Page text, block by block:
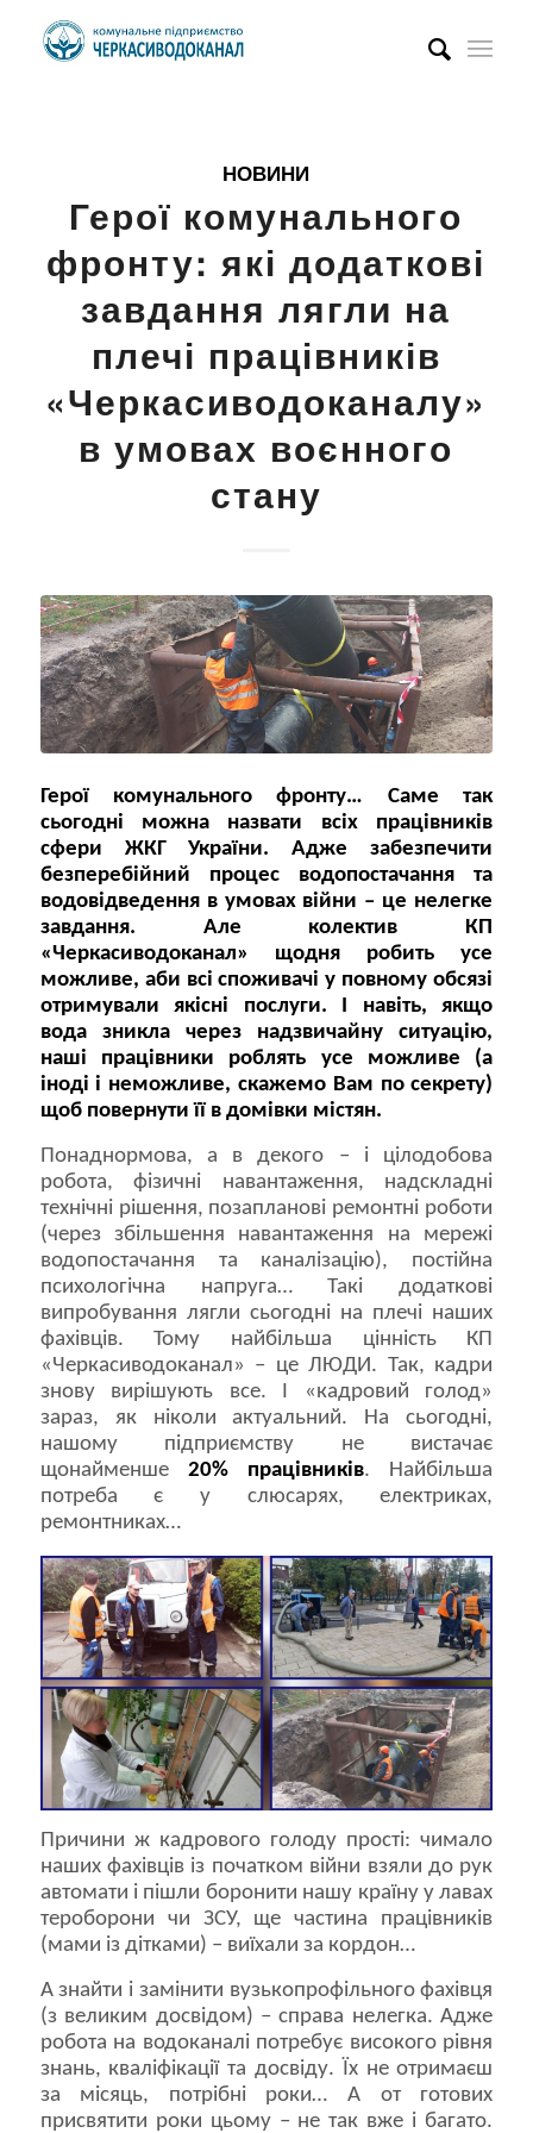
НОВИНИ
Герої комунального
фронту: які додаткові
завдання лягли на
плечі працівників
«Черкасиводоканалу»
в умовах воєнного
стану
Герої комунального фронту… Саме так
сьогодні можна назвати всіх працівників
сфери ЖКГ України. Адже забезпечити
безперебійний процес водопостачання та
водовідведення в умовах війни – це нелегке
завдання. Але колектив КП
«Черкасиводоканал» щодня робить усе
можливе, аби всі споживачі у повному обсязі
отримували якісні послуги. І навіть, якщо
вода зникла через надзвичайну ситуацію,
наші працівники роблять усе можливе (а
іноді і неможливе, скажемо Вам по секрету)
щоб повернути її в домівки містян.
Понаднормова, а в декого – і цілодобова
робота, фізичні навантаження, надскладні
технічні рішення, позапланові ремонтні роботи
(через збільшення навантаження на мережі
водопостачання та каналізацію), постійна
психологічна напруга… Такі додаткові
випробування лягли сьогодні на плечі наших
фахівців. Тому найбільша цінність КП
«Черкасиводоканал» – це ЛЮДИ. Так, кадри
знову вирішують все. І «кадровий голод»
зараз, як ніколи актуальний. На сьогодні,
нашому підприємству не вистачає
щонайменше 20% працівників. Найбільша
потреба є у слюсарях, електриках,
ремонтниках…
Причини ж кадрового голоду прості: чимало
наших фахівців із початком війни взяли до рук
автомати і пішли боронити нашу країну у лавах
тероборони чи ЗСУ, ще частина працівників
(мами із дітками) – виїхали за кордон…
А знайти і замінити вузькопрофільного фахівця
(з великим досвідом) – справа нелегка. Адже
робота на водоканалі потребує високого рівня
знань, кваліфікації та досвіду. Їх не отримаєш
за місяць, потрібні роки… А от готових
присвятити роки цьому – не так вже і багато.